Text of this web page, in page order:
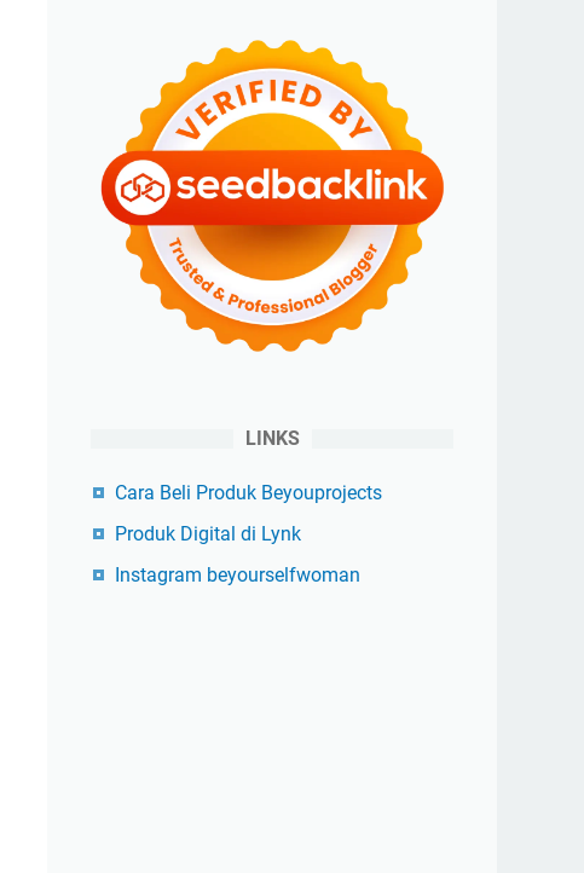
LINKS
Cara Beli Produk Beyouprojects
Produk Digital di Lynk
Instagram beyourselfwoman